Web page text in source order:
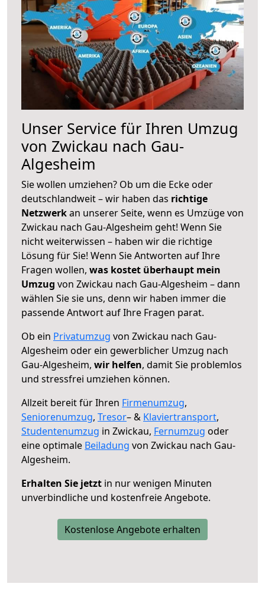
Unser Service für Ihren Umzug
von Zwickau nach Gau-
Algesheim
Sie wollen umziehen? Ob um die Ecke oder
deutschlandweit – wir haben das richtige
Netzwerkan unserer Seite, wenn es Umzüge von
Zwickau nach Gau-Algesheim geht! Wenn Sie
nicht weiterwissen – haben wir die richtige
Lösung für Sie! Wenn Sie Antworten auf Ihre
Fragen wollen, was kostet überhaupt mein
Umzug von Zwickau nach Gau-Algesheim – dann
wählen Sie sie uns, denn wir haben immer die
passende Antwort auf Ihre Fragen parat.
Ob ein Privatumzug von Zwickau nach Gau-
Algesheim oder ein gewerblicher Umzug nach
Gau-Algesheim, wir helfen, damit Sie problemlos
und stressfrei umziehen können.
Allzeit bereit für Ihren Firmenumzug,
Seniorenumzug, Tresor– & Klaviertransport,
Studentenumzug in Zwickau, Fernumzug oder
eine optimale Beiladung von Zwickau nach Gau-
Algesheim.
Erhalten Sie jetzt in nur wenigen Minuten
unverbindliche und kostenfreie Angebote.
Kostenlose Angebote erhalten